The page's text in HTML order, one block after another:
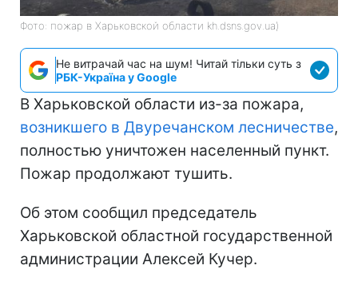
Фото: пожар в Харьковской области kh.dsns.gov.ua)
Не витрачай час на шум! Читай тільки суть з
РБК-Україна у Google
В Харьковской области из-за пожара,
возникшего в Двуречанском лесничестве,
полностью уничтожен населенный пункт.
Пожар продолжают тушить.
Об этом сообщил председатель
Харьковской областной государственной
администрации Алексей Кучер.